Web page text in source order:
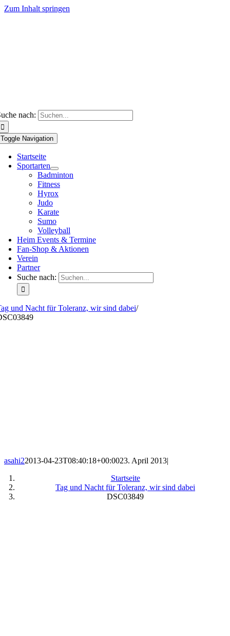
Zum Inhalt springen
nach:
Toggle Navigation
Startseite
Sportarten
Badminton
Fitness
Hyrox
Judo
Karate
Sumo
Volleyball
Heim Events & Termine
Fan-Shop & Aktionen
Verein
Partner
Suche nach:
und Nacht für Toleranz, wir sind dabei/
asahi22013-04-23T08:40:18+00:0023. April 2013|
Startseite
Tag und Nacht für Toleranz, wir sind dabei
DSC03849